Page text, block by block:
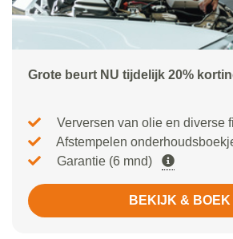
Grote beurt NU tijdelijk 20%
Verversen van olie en diverse
Afstempelen
Garantie (6 mnd)
BEKIJK & BOEK